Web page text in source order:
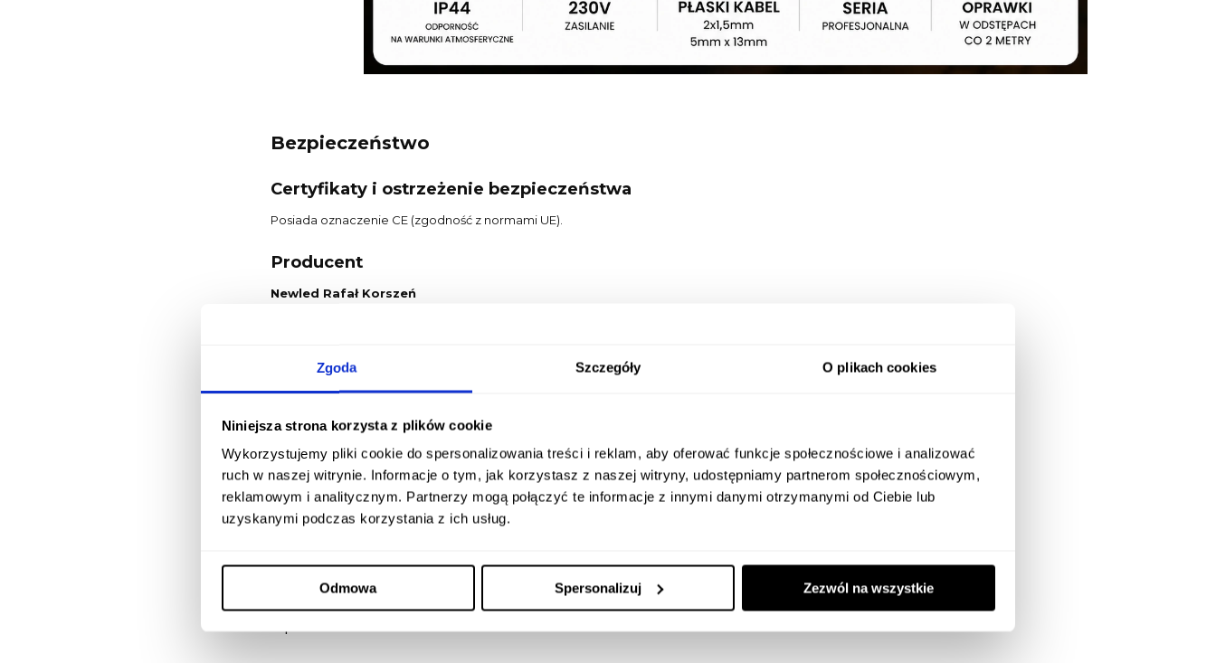
Zgoda Szczegóły O plikach cookies
Niniejsza strona korzysta z plików cookie
Wykorzystujemy pliki cookie do spersonalizowania treści i reklam, aby oferować funkcje społecznościowe i analizować
ruch w naszej witrynie. Informacje o tym, jak korzystasz z naszej witryny, udostępniamy partnerom społecznościowym,
reklamowym i analitycznym. Partnerzy mogą połączyć te informacje z innymi danymi otrzymanymi od Ciebie lub
uzyskanymi podczas korzystania z ich usług.
Odmowa Spersonalizuj Zezwól na wszystkie
Bezpieczeństwo
Certyfikaty i ostrzeżenie bezpieczeństwa
Posiada oznaczenie CE (zgodność z normami UE).
Producent
Newled Rafał Korszeń
Osoba odpowiedzialna na terenie UE
Rafał Korszeń
21-200 Parczew, Polska
biuro@newled.pl
Pliki do pobrania: